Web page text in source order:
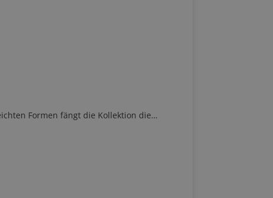
Formen fängt die Kollektion die…